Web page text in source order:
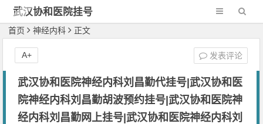
武汉协和医院挂号
网-新一代网2
首页 神经内科 正文
武汉协和医院神经内科刘昌勤代挂号|武汉协和医
院神经内科刘昌勤胡波预约挂号|武汉协和医院神
经内科刘昌勤网上挂号|武汉协和医院神经内科刘
发表评论
A+